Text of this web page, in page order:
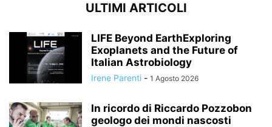
ULTIMI ARTICOLI
LIFE Beyond EarthExploring
Exoplanets and the Future of
Italian Astrobiology
Irene Parenti - 1 Agosto 2026
In ricordo di Riccardo Pozzobon
geologo dei mondi nascosti